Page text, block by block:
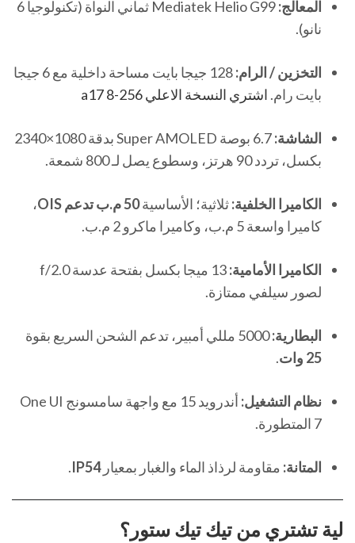
المعالج:
Mediatek Helio G99 ثماني النواة (تكنولوجيا 6
نانو).
التخزين / الرام:
128 جيجا بايت مساحة داخلية مع 6 جيجا
بايت رام. اشتري النسخة الاعلي a17 8-256
الشاشة:
6.7 بوصة Super AMOLED بدقة 1080×2340
بكسل، تردد 90 هرتز، وسطوع يصل لـ 800 شمعة.
الكاميرا الخلفية:ثلاثية؛ الأساسية50 م.ب تدعم OIS
،
كاميرا واسعة 5 م.ب، وكاميرا ماكرو 2 م.ب.
الكاميرا الأمامية:
13 ميجا بكسل بفتحة عدسة f/2.0
لصور سيلفي ممتازة.
البطارية:5000 مللي أمبير، تدعم الشحن السريع بقوة
25 وات
.
نظام التشغيل:
أندرويد 15 مع واجهة سامسونج One UI
7 المتطورة.
المتانة: مقاومة لرذاذ الماء والغبار بمعيارIP54
.
لية تشتري من تيك تيك ستور ؟